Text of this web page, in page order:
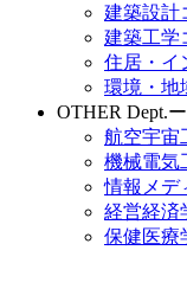
建築設計
建築工学
住居・イ
環境・地
OTHER Dept.
航空宇宙
機械電気
情報メデ
経営経済
保健医療